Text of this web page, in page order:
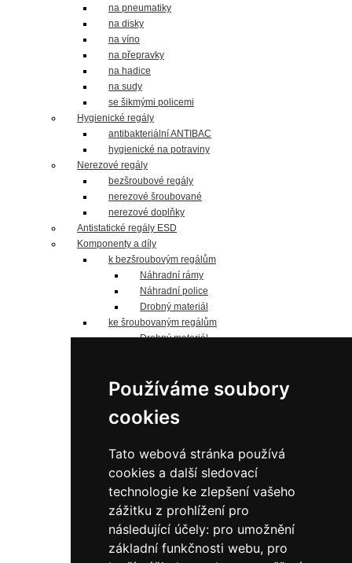
Používáme soubory
cookies
Tato webová stránka používá
cookies a další sledovací
technologie ke zlepšení vašeho
zážitku z prohlížení pro
následující účely: pro umožnění
základní funkčnosti webu, pro
na pneumatiky
na disky
na víno
na přepravky
na hadice
na sudy
se šikmými policemi
Hygienické regály
antibakteriální ANTIBAC
hygienické na potraviny
Nerezové regály
bezšroubové regály
nerezové šroubované
nerezové doplňky
Antistatické regály ESD
Komponenty a díly
k bezšroubovým regálům
Náhradní rámy
Náhradní police
Drobný materiál
ke šroubovaným regálům
Drobný materiál
Oboustranné sloupky
náhradní police
do 125 kg/polici
do 200 kg/polici
do 240 kg/polici
do 330 kg/polici
do 350 kg/polici
Lakované šedé